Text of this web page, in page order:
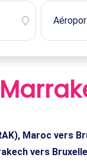
Maroc vers
vers